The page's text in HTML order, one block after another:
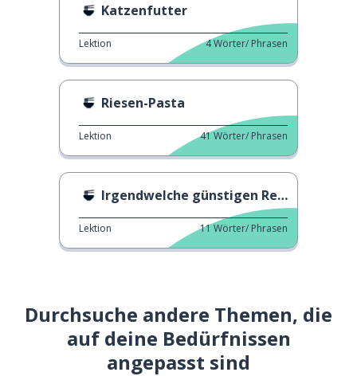
Katzenfutter
Lektion 4Wörter/ Phrasen
Riesen-Pasta
Lektion 41Wörter/ Phrasen
Irgendwelche günstigen Restaurants?
Lektion 11Wörter/ Phrasen
Durchsuche andere Themen, die
auf deine Bedürfnissen
angepasst sind